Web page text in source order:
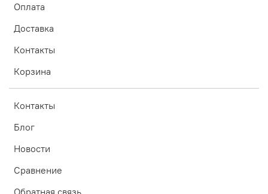
Оплата
Доставка
Контакты
Корзина
Контакты
Блог
Новости
Сравнение